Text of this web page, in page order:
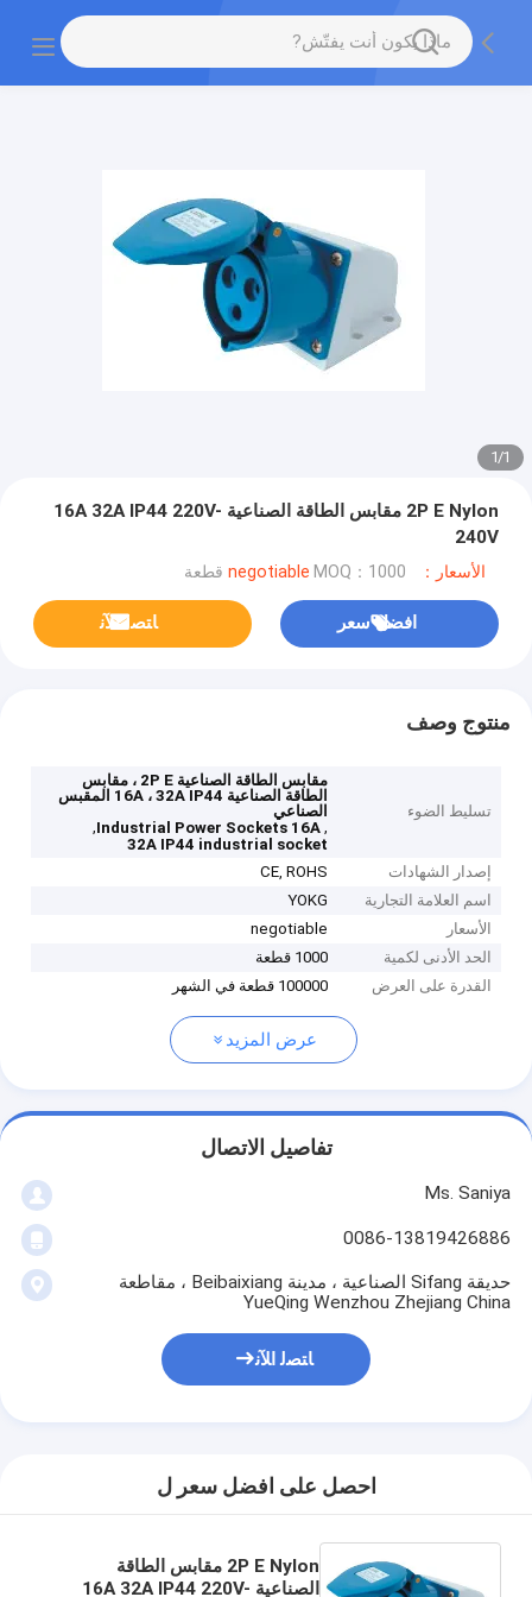
1
/
1
2P E Nylon مقابس الطاقة الصناعية 16A 32A IP44 220V-
240V
الأسعار：negotiable MOQ：1000 قطعة
افضل سعر ﺎﺘﺼﻟ ﺍﻶﻧ
منتوج وصف
تسليط الضوء
مقابس الطاقة الصناعية 2P E ، مقابس
الطاقة الصناعية 16A ، 32A IP44 المقبس
الصناعي
,
Industrial Power Sockets 16A
,
32A IP44 industrial socket
إصدار الشهادات
CE, ROHS
اسم العلامة التجارية
YOKG
الأسعار
negotiable
الحد الأدنى لكمية
1000 قطعة
القدرة على العرض
100000 قطعة في الشهر
عرض المزيد
تفاصيل الاتصال
Ms. Saniya
0086-13819426886
حديقة Sifang الصناعية ، مدينة Beibaixiang ، مقاطعة
YueQing Wenzhou Zhejiang China
ﺎﺘﺼﻟ ﺍﻶﻧ
احصل على افضل سعر ل
2P E Nylon مقابس الطاقة
الصناعية 16A 32A IP44 220V-